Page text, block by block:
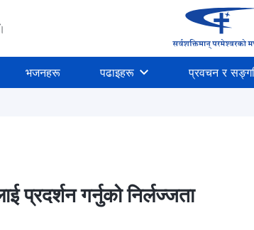
भजनहरू पढाइहरू प्रवचन र
प्रदर्शन गर्नुको निर्लज्‍जता